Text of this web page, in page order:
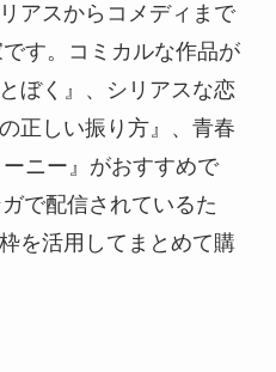
アスからコメディまで
す。コミカルな作品が
ぼく』、シリアスな恋
正しい振り方』、青春
ニー』がおすすめで
で配信されているた
を活用してまとめて購